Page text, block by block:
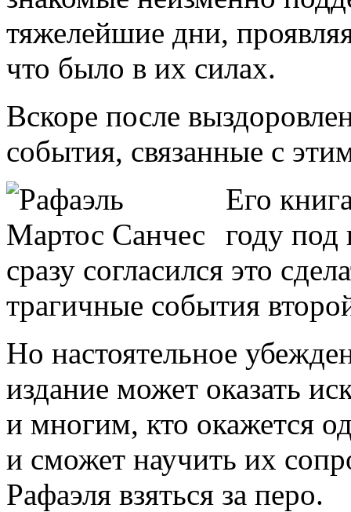
тяжелейшие дни,
что было в их силах.
Вскоре после
события, связанные с
Его
году под
сразу согласился это
трагичные события
Но настоятельное
издание может оказать
и многим, кто окажется
и сможет научить их
Рафаэля взяться за перо.